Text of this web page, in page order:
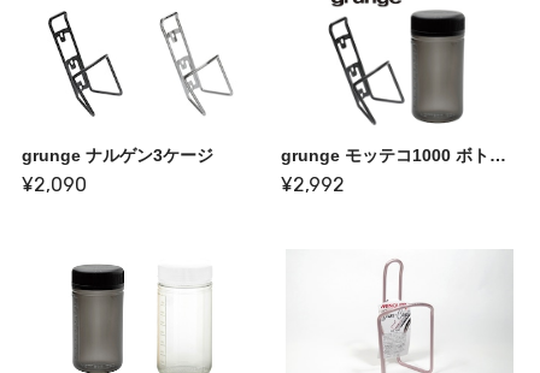
grunge ナルゲン3ケージ
¥2,090
grunge モッテコ1000 ボトルケージセット
¥2,992